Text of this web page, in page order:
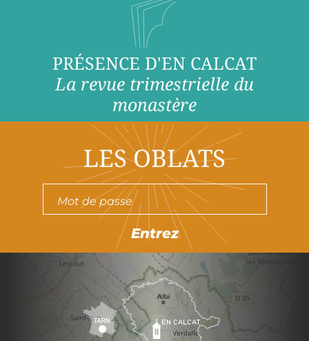
PRÉSENCE D'EN CALCAT
La revue trimestrielle du
monastère
LES OBLATS
Entrez